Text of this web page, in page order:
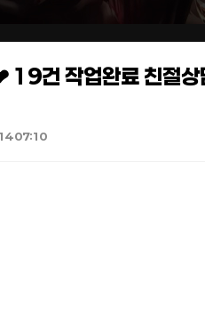
건 작업완료 친절
07:10